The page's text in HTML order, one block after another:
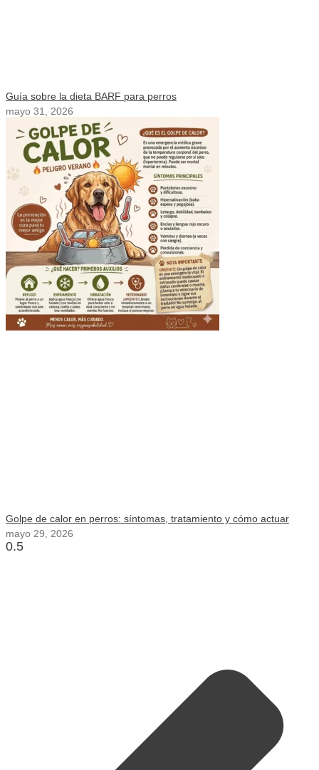
Guía sobre la dieta BARF para perros
mayo 31, 2026
Golpe de calor en perros: síntomas, tratamiento y cómo actuar
mayo 29, 2026